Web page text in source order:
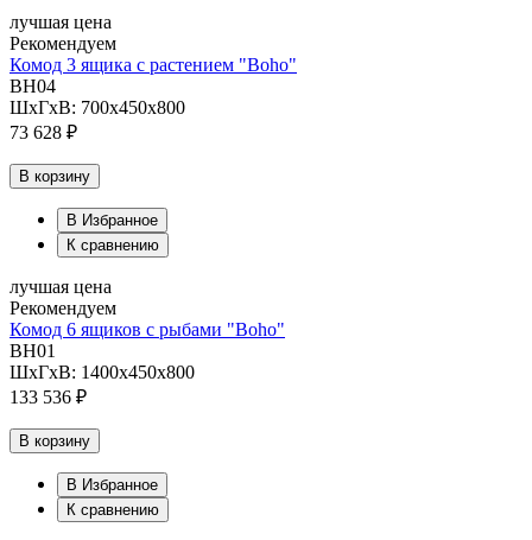
лучшая цена
Рекомендуем
Комод 3 ящика с растением "Boho"
BH04
ШхГхВ: 700х450х800
73 628 ₽
В корзину
В Избранное
К сравнению
лучшая цена
Рекомендуем
Комод 6 ящиков с рыбами "Boho"
BH01
ШхГхВ: 1400х450х800
133 536 ₽
В корзину
В Избранное
К сравнению